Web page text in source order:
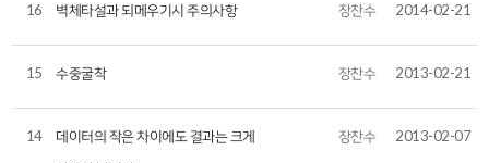
16 벽체타설과 되메우기시 주의사항 장찬수 2014-02-21
15 수중굴착 장찬수 2013-02-21
14
데이터의 작은 차이에도 결과는 크게
장찬수 2013-02-07